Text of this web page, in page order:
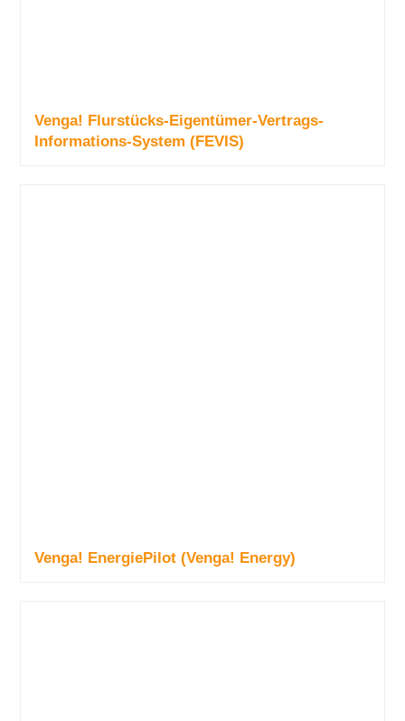
Venga! Flurstücks-Eigentümer-Vertrags-
Informations-System (FEVIS)
Venga! EnergiePilot (Venga! Energy)